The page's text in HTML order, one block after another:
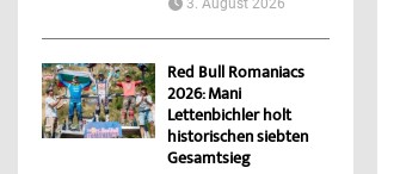
3. August 2026
Red Bull Romaniacs
2026: Mani
Lettenbichler holt
historischen siebten
Gesamtsieg